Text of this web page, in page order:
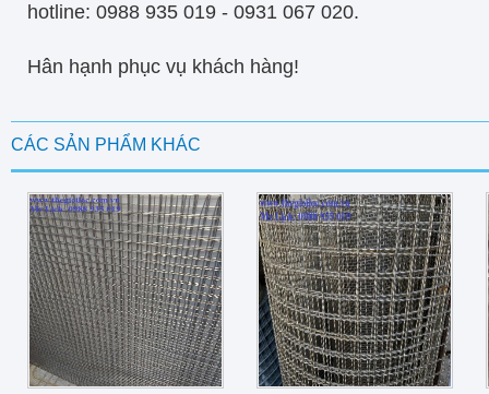
hotline: 0988 935 019 - 0931 067 020.
Hân hạnh phục vụ khách hàng!
CÁC SẢN PHẨM KHÁC